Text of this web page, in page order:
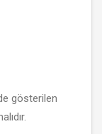
gösterilen